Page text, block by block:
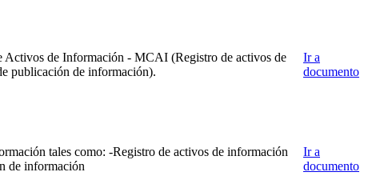
Activos de Información - MCAI (Registro de activos de
publicación de información).
Ir a
documento
tales como: -Registro de activos de información
de información
Ir a
documento